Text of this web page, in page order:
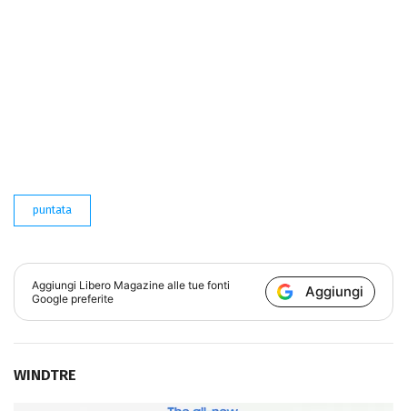
puntata
Aggiungi Libero Magazine alle tue fonti
Google preferite
Aggiungi
WINDTRE